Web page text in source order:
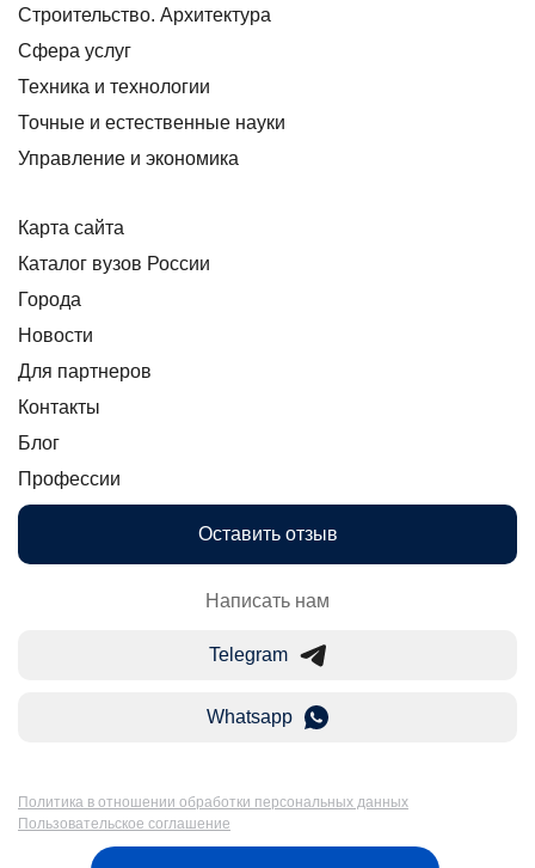
Строительство. Архитектура
Сфера услуг
Техника и технологии
Точные и естественные науки
Управление и экономика
Карта сайта
Каталог вузов России
Города
Новости
Для партнеров
Контакты
Блог
Профессии
Оставить отзыв
Написать нам
Telegram
Whatsapp
Политика в отношении обработки персональных данных
Пользовательское соглашение